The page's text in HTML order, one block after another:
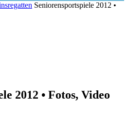
Seniorensportspiele 2012 •
2012 • Fotos, Video